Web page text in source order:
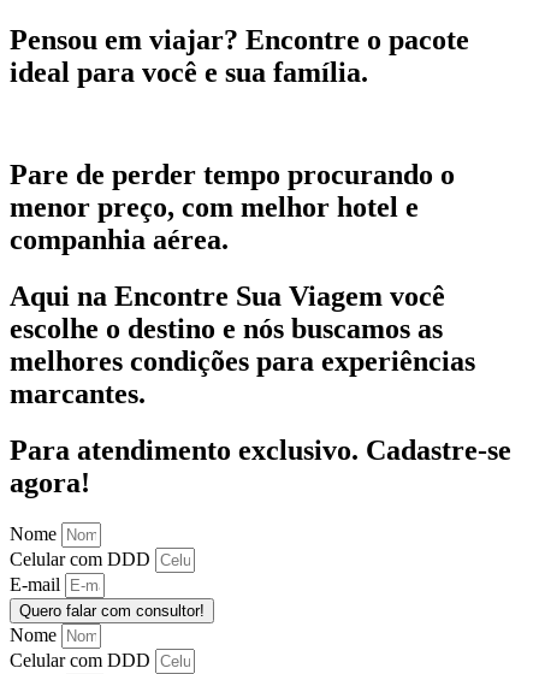
Pensou em viajar? Encontre o pacote
ideal para você e sua família.
Pare de perder tempo procurando o
menor preço, com melhor hotel e
companhia aérea.
Aqui na Encontre Sua Viagem você
escolhe o destino e nós buscamos as
melhores condições para experiências
marcantes.
Para atendimento exclusivo. Cadastre-se
agora!
Nome
Celular com DDD
E-mail
Quero falar com consultor!
Nome
Celular com DDD